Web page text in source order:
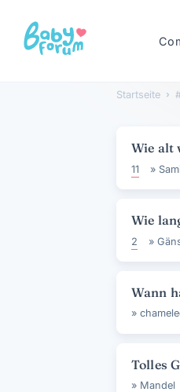
Startseite ›
Wie alt
11 »
Wie
2 »
Wann
»
Tolles
» Mandel